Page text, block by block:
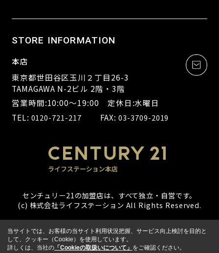
STORE INFORMATION
本店
東京都世田谷区玉川２丁目26-3
TAMAGAWA N-2ビル 2階・3階
営業時間:10:00～19:00 定休日:水曜日
TEL: 0120-721-217 FAX:03-3709-2019
センチュリー21の加盟店は、すべて独立・自営です。
(c) 株式会社ライフステーション All Rights Reserved.
当サイトでは、お客様の当サイト利用状況把握、サービス向上検討を目的と
して、クッキー（Cookie）を使用しています。
詳しくは、当社の 「Cookieの取扱いについて」 をご確認ください。